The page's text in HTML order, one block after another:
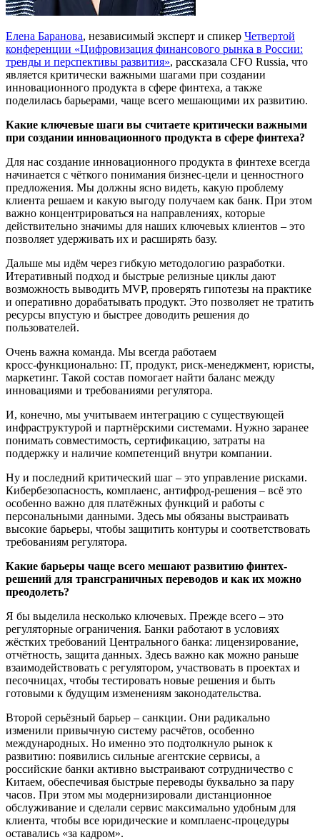
Елена Баранова, независимый эксперт и спикер Четвертой
конференции «Цифровизация финансового рынка в России:
тренды и перспективы развития», рассказала CFO Russia, что
является критически важными шагами при создании
инновационного продукта в сфере финтеха, а также
поделилась барьерами, чаще всего мешающими их развитию.
Какие ключевые шаги вы считаете критически важными
при создании инновационного продукта в сфере финтеха?
Для нас создание инновационного продукта в финтехе всегда
начинается с чёткого понимания бизнес‑цели и ценностного
предложения. Мы должны ясно видеть, какую проблему
клиента решаем и какую выгоду получаем как банк. При этом
важно концентрироваться на направлениях, которые
действительно значимы для наших ключевых клиентов – это
позволяет удерживать их и расширять базу.
Дальше мы идём через гибкую методологию разработки.
Итеративный подход и быстрые релизные циклы дают
возможность выводить MVP, проверять гипотезы на практике
и оперативно дорабатывать продукт. Это позволяет не тратить
ресурсы впустую и быстрее доводить решения до
пользователей.
Очень важна команда. Мы всегда работаем
кросс‑функционально: IT, продукт, риск‑менеджмент, юристы,
маркетинг. Такой состав помогает найти баланс между
инновациями и требованиями регулятора.
И, конечно, мы учитываем интеграцию с существующей
инфраструктурой и партнёрскими системами. Нужно заранее
понимать совместимость, сертификацию, затраты на
поддержку и наличие компетенций внутри компании.
Ну и последний критический шаг – это управление рисками.
Кибербезопасность, комплаенс, антифрод‑решения – всё это
особенно важно для платёжных функций и работы с
персональными данными. Здесь мы обязаны выстраивать
высокие барьеры, чтобы защитить контуры и соответствовать
требованиям регулятора.
Какие барьеры чаще всего мешают развитию финтех-
решений для трансграничных переводов и как их можно
преодолеть?
Я бы выделила несколько ключевых. Прежде всего – это
регуляторные ограничения. Банки работают в условиях
жёстких требований Центрального банка: лицензирование,
отчётность, защита данных. Здесь важно как можно раньше
взаимодействовать с регулятором, участвовать в проектах и
песочницах, чтобы тестировать новые решения и быть
готовыми к будущим изменениям законодательства.
Второй серьёзный барьер – санкции. Они радикально
изменили привычную систему расчётов, особенно
международных. Но именно это подтолкнуло рынок к
развитию: появились сильные агентские сервисы, а
российские банки активно выстраивают сотрудничество с
Китаем, обеспечивая быстрые переводы буквально за пару
часов. При этом мы модернизировали дистанционное
обслуживание и сделали сервис максимально удобным для
клиента, чтобы все юридические и комплаенс‑процедуры
оставались «за кадром».